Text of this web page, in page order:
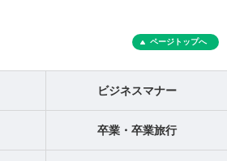
ページトップへ
ビジネスマナー
卒業・卒業旅行